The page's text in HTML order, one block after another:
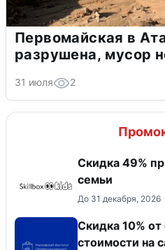
Первомайская в
разрушена, мусор
31 июля 2
Скидка 49%
семьи
До 31 декабря, 2026
Скидка 10% от
стоимости на